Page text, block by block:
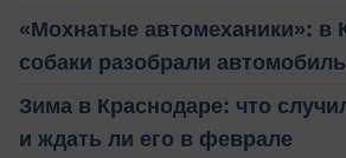
«Мохнатые автомеханики»: в
собаки разобрали
Зима в Краснодаре: что
и ждать ли его в феврале